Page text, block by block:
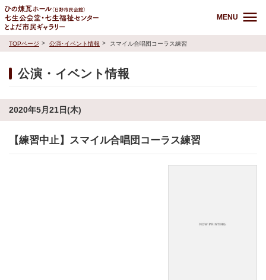
MENU
TOPページ 公演･イベント情報 スマイル合唱団コーラス練習
公演・イベント情報
2020年5月21日(木)
【練習中止】スマイル合唱団コーラス練習